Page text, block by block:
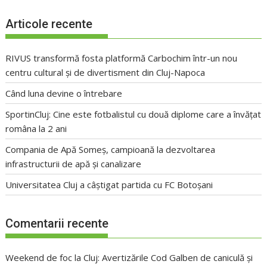
Articole recente
RIVUS transformă fosta platformă Carbochim într-un nou
centru cultural și de divertisment din Cluj-Napoca
Când luna devine o întrebare
SportinCluj: Cine este fotbalistul cu două diplome care a învățat
româna la 2 ani
Compania de Apă Someș, campioană la dezvoltarea
infrastructurii de apă și canalizare
Universitatea Cluj a câștigat partida cu FC Botoșani
Comentarii recente
Weekend de foc la Cluj: Avertizările Cod Galben de caniculă și